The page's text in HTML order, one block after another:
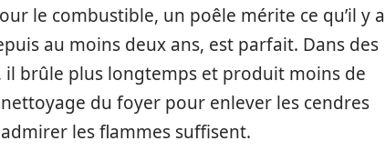
le combustible, un poêle mérite ce qu’il y a
au moins deux ans, est parfait. Dans des
il brûle plus longtemps et produit moins de
du foyer pour enlever les cendres
les flammes suffisent.